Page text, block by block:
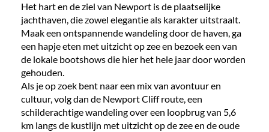
Het hart en de ziel van Newport is de plaatselijke
jachthaven, die zowel elegantie als karakter uitstraalt.
Maak een ontspannende wandeling door de haven, ga
een hapje eten met uitzicht op zee en bezoek een van
de lokale bootshows die hier het hele jaar door worden
gehouden.
Als je op zoek bent naar een mix van avontuur en
cultuur, volg dan de Newport Cliff route, een
schilderachtige wandeling over een loopbrug van 5,6
km langs de kustlijn met uitzicht op de zee en de oude